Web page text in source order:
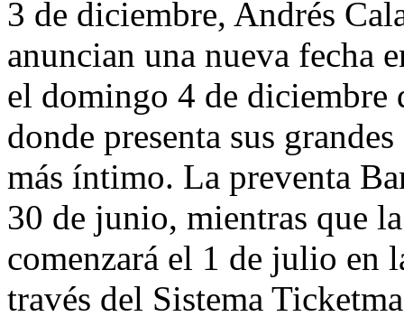
3 de diciembre, Andrés
anuncian una nueva fecha
el domingo 4 de diciembre
donde presenta sus
más íntimo. La preventa
30 de junio, mientras que
comenzará el 1 de julio en
través del Sistema